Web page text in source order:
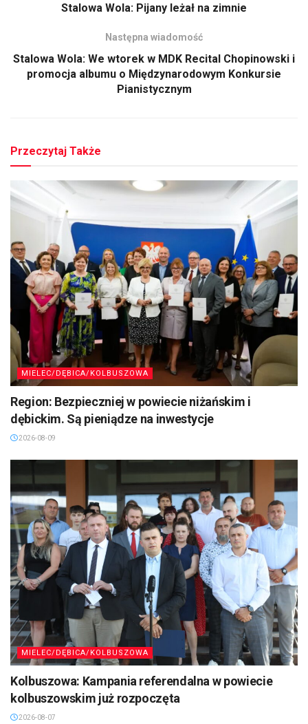
Stalowa Wola: Pijany leżał na zimnie
Następna wiadomość
Stalowa Wola: We wtorek w MDK Recital Chopinowski i
promocja albumu o Międzynarodowym Konkursie
Pianistycznym
Przeczytaj Także
MIELEC/DĘBICA/KOLBUSZOWA
Region: Bezpieczniej w powiecie niżańskim i
dębickim. Są pieniądze na inwestycje
2026-08-09
MIELEC/DĘBICA/KOLBUSZOWA
Kolbuszowa: Kampania referendalna w powiecie
kolbuszowskim już rozpoczęta
2026-08-07